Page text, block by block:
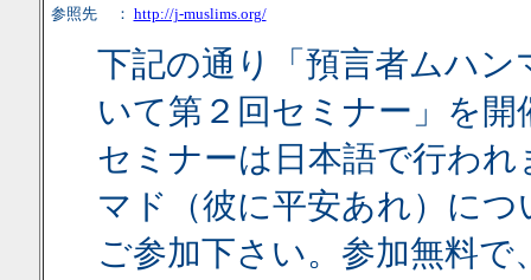
参照先
： http://j-muslims.org/
下記の通り「預言者ムハ
いて第２回セミナー」を開
セミナーは日本語で行わ
マド（彼に平安あれ）に
ご参加下さい。参加無料で